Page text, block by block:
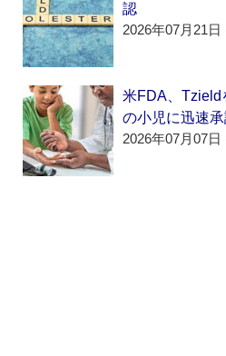
認
2026年07月21日
米FDA、Tzield
の小児に迅速
2026年07月07日